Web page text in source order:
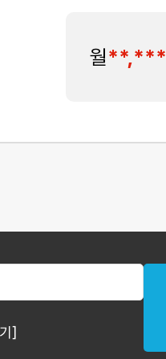
월**,***
]